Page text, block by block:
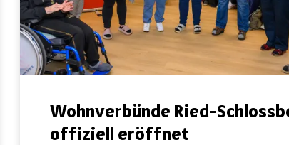
Wohnverbünde Ried-
offiziell eröffnet